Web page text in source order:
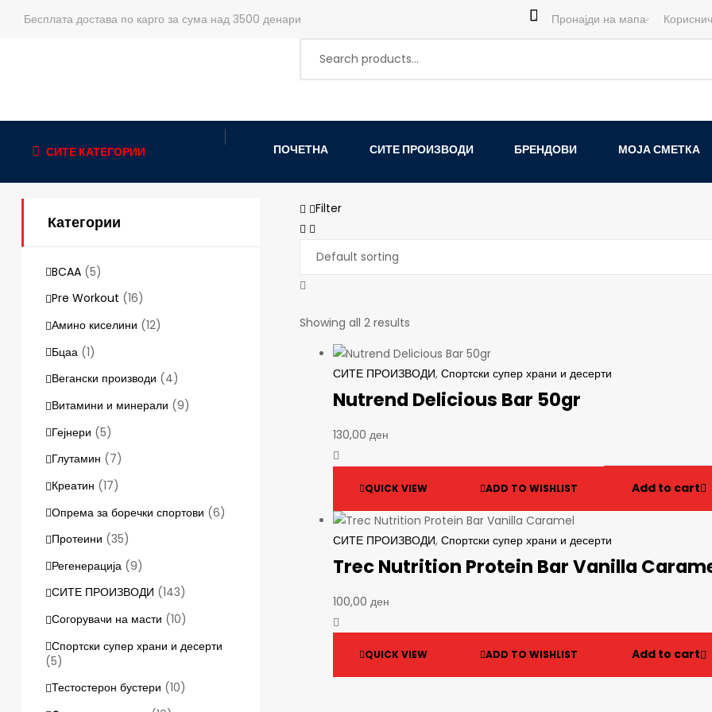
Бесплата достава по карго за сума над 3500 денари Пронајди на мапа
СИТЕ КАТЕГОРИИ ПОЧЕТНА СИТЕ ПРОИЗВОДИ БРЕНДОВИ МОЈА СМЕТКА
Filter
Showing all 2 results
СИТЕ ПРОИЗВОДИ, Спортски супер храни и десерти
Nutrend Delicious Bar 50gr
130,00 ден
QUICK VIEW ADD TO WISHLIST Add to cart
СИТЕ ПРОИЗВОДИ, Спортски супер храни и десерти
Trec Nutrition Protein Bar Vanilla
100,00 ден
QUICK VIEW ADD TO WISHLIST Add to cart
Категории
BCAA (5)
Pre Workout (16)
Амино киселини (12)
Бцаа (1)
Вегански производи (4)
Витамини и минерали (9)
Гејнери (5)
Глутамин (7)
Креатин (17)
Опрема за боречки спортови (6)
Протеини (35)
Регенерација (9)
СИТЕ ПРОИЗВОДИ (143)
Согорувачи на масти (10)
Спортски супер храни и десерти
(5)
Тестостерон бустери (10)